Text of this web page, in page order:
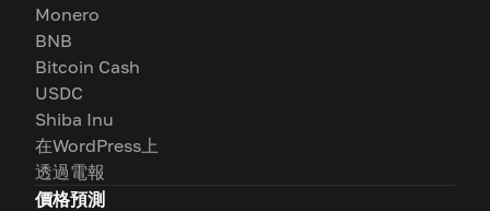
Monero
BNB
Bitcoin Cash
USDC
Shiba Inu
在WordPress上
透過電報
價格預測